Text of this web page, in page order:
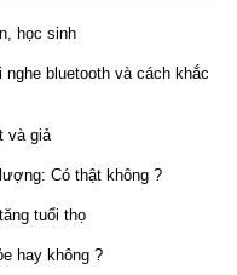
học sinh
bluetooth và cách khắc
và giả
Có thật không ?
tuổi thọ
hay không ?